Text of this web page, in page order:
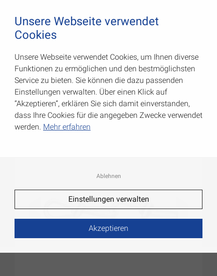
Knotenketten
Art.-Nr.: 008207016Z
Unsere Webseite verwendet
Cookies
Unsere Webseite verwendet Cookies, um Ihnen diverse
Funktionen zu ermöglichen und den bestmöglichsten
Service zu bieten. Sie können die dazu passenden
Einstellungen verwalten. Über einen Klick auf
“Akzeptieren”, erklären Sie sich damit einverstanden,
dass Ihre Cookies für die angegeben Zwecke verwendet
werden. Mehr erfahren
Ablehnen
Einstellungen verwalten
Akzeptieren